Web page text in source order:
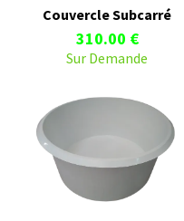
Couvercle Subcarré
310.00 €
Sur Demande